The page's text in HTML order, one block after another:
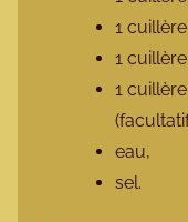
1
1
1
eau,
sel.